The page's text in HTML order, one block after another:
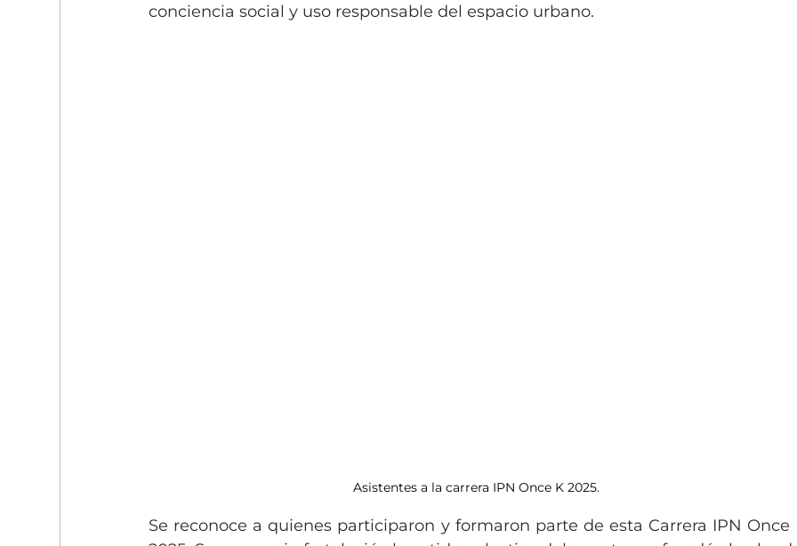
conciencia social y uso responsable del espacio urbano.
Asistentes a la carrera IPN Once K 2025.
Se reconoce a quienes participaron y formaron parte de esta Carrera IPN Once